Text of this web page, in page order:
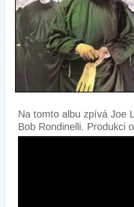
Na tomto albu zpívá Joe
Bob Rondinelli. Produkci